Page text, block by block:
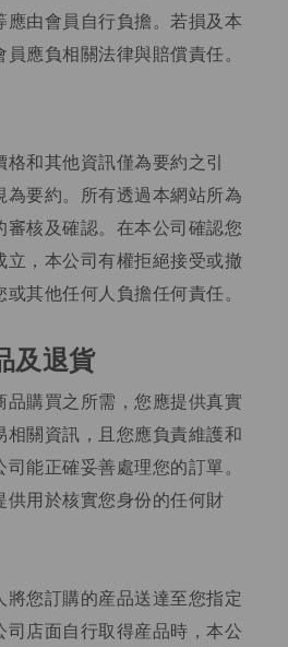
應由會員自行負擔。若損及本
應負相關法律與賠償責任。
格和其他資訊僅為要約之引
為要約。所有透過本網站所為
審核及確認。在本公司確認您
立，本公司有權拒絕接受或撤
其他任何人負擔任何責任。
及退貨
品購買之所需，您應提供真實
相關資訊，且您應負責維護和
能正確妥善處理您的訂單。
供用於核實您身份的任何財
您訂購的産品送達至您指定
司店面自行取得産品時，本公